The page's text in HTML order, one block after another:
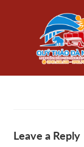
Leave a Reply